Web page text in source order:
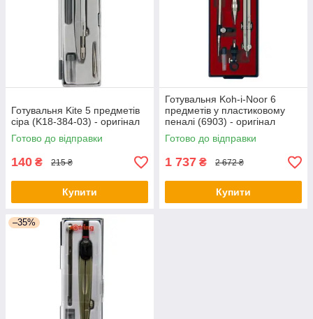
Готувальня Kite 5 предметів
сіра (K18-384-03) - оригінал
Готово до відправки
140 ₴ 215 ₴
Купити
Готувальня Koh-i-Noor 6
предметів у пластиковому
пеналі (6903) - оригінал
Готово до відправки
1 737 ₴ 2 672 ₴
Купити
–35%